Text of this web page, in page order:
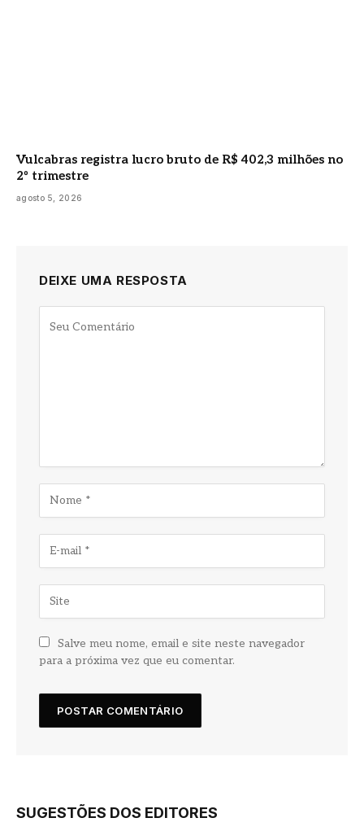
Vulcabras registra lucro bruto de R$ 402,3 milhões no
2º trimestre
agosto 5, 2026
DEIXE UMA RESPOSTA
Salve meu nome, email e site neste navegador
para a próxima vez que eu comentar.
SUGESTÕES DOS EDITORES